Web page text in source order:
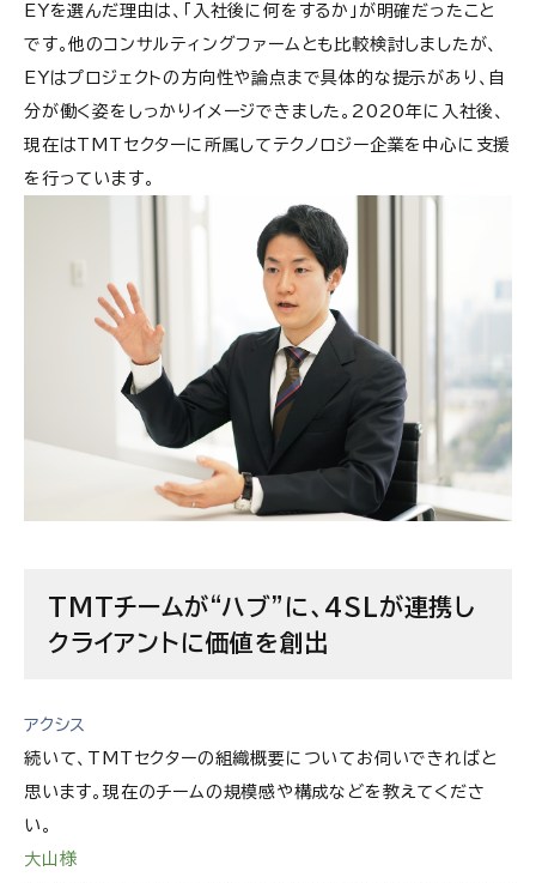
EYを選んだ理由は、「入社後に何をするか」が明確だったこと
です。他のコンサルティングファームとも比較検討しましたが、
EYはプロジェクトの方向性や論点まで具体的な提示があり、自
分が働く姿をしっかりイメージできました。2020年に入社後、
現在はTMTセクターに所属してテクノロジー企業を中心に支援
を行っています。
TMTチームが“ハブ”に、4SLが連携し
クライアントに価値を創出
アクシス
続いて、TMTセクターの組織概要についてお伺いできればと
思います。現在のチームの規模感や構成などを教えてくださ
い。
大山様